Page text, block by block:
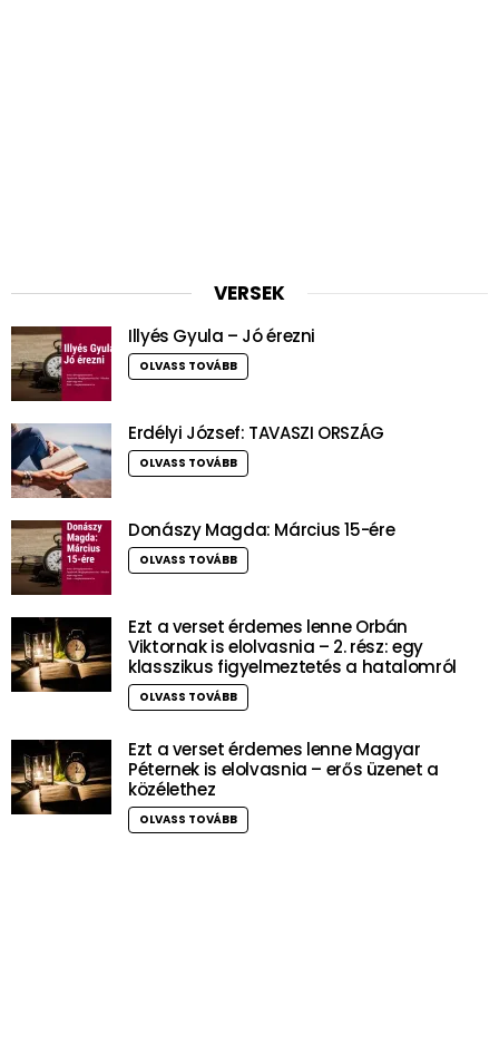
VERSEK
Illyés Gyula – Jó érezni
OLVASS TOVÁBB
Erdélyi József: TAVASZI ORSZÁG
OLVASS TOVÁBB
Donászy Magda: Március 15-ére
OLVASS TOVÁBB
Ezt a verset érdemes lenne Orbán
Viktornak is elolvasnia – 2. rész: egy
klasszikus figyelmeztetés a hatalomról
OLVASS TOVÁBB
Ezt a verset érdemes lenne Magyar
Péternek is elolvasnia – erős üzenet a
közélethez
OLVASS TOVÁBB